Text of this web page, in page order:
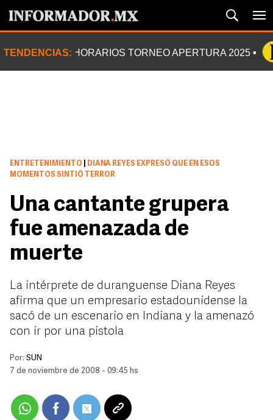
TENDENCIAS: HORARIOS TORNEO APERTURA 2025
ENTRETENIMIENTO
DIANA REYES EXPRESÓ QUE EN ESOS
MOMENTOS SINTIÓ TERROR
Una cantante grupera
fue amenazada de
muerte
La intérprete de duranguense Diana Reyes
afirma que un empresario estadounidense la
sacó de un escenario en Indiana y la amenazó
con ir por una pistola
Por: SUN
7 de noviembre de 2008 - 09:45 hs